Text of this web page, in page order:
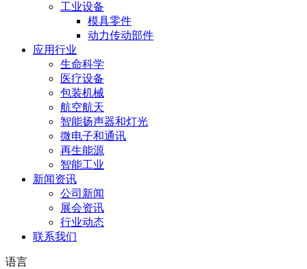
工业设备
模具零件
动力传动部件
应用行业
生命科学
医疗设备
包装机械
航空航天
智能扬声器和灯光
微电子和通讯
再生能源
智能工业
新闻资讯
公司新闻
展会资讯
行业动态
联系我们
语言